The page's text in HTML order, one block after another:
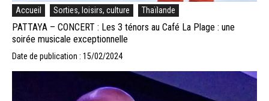
Accueil Sorties, loisirs, culture Thaïlande
PATTAYA – CONCERT : Les 3 ténors au Café La Plage : une
soirée musicale exceptionnelle
Date de publication : 15/02/2024